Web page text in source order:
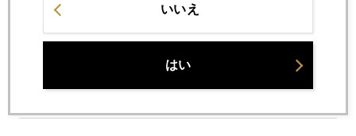
金価格 一時1600ドル割れ
ソロス氏円売りの出口戦略は？
いいえ
はい